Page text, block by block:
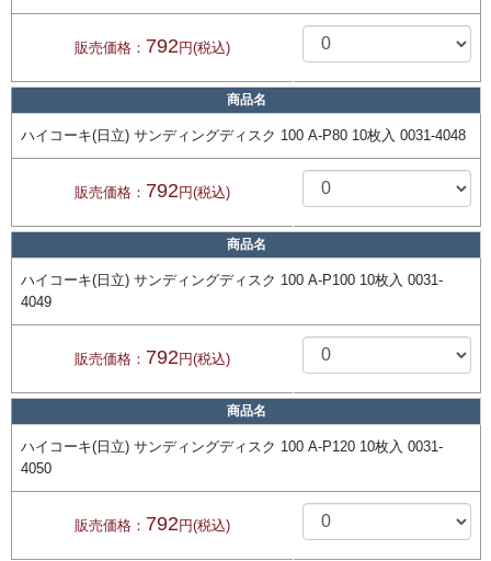
販売価格： 792 円(税込)
商品名
ハイコーキ(日立) サンディングディスク 100 A-P80 10枚入 0031-4048
販売価格： 792 円(税込)
商品名
ハイコーキ(日立) サンディングディスク 100 A-P100 10枚入 0031-
4049
販売価格： 792 円(税込)
商品名
ハイコーキ(日立) サンディングディスク 100 A-P120 10枚入 0031-
4050
販売価格： 792 円(税込)